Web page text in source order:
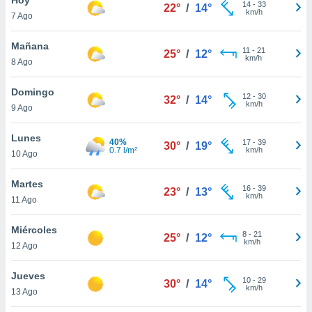
en
más
nuestra
de
cookies
aceptar
7 Ago
22° / 14° 14- 33
km/h
Mañana
8 Ago
25° / 12° 11 - 21
km/h
Domingo
9 Ago
32° / 14° 12- 30
km/h
Lunes
10 Ago
40%
0.7 l/m²
30° / 19° 17- 39
km/h
Martes
11 Ago
23° / 13° 16- 39
km/h
Miércoles
12 Ago
25° / 12° 8- 21
km/h
Jueves
13 Ago
30° / 14° 10- 29
km/h